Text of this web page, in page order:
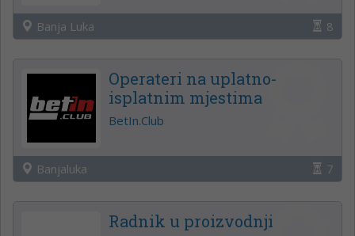
Banja Luka 8
Operateri na uplatno-
isplatnim mjestima
BetIn.Club
Banjaluka 7
Radnik u proizvodnji